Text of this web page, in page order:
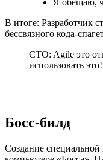
Я обещаю,
В итоге: Разработчик
бессвязного кода-
CTO: Agile это
использовать
Босс-билд
Создание специальной